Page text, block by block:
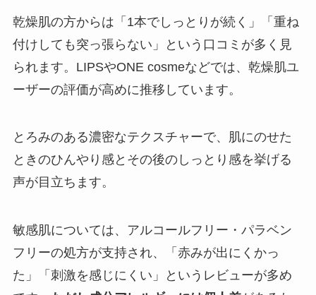
乾燥肌の方からは「1本でしっとりが続く」「重ね
付けしても突っ張らない」という口コミが多く見
られます。LIPSやONE cosmeなどでは、乾燥肌ユ
ーザーの評価が高めに推移しています。
とろみのある濃密なテクスチャーで、肌にのせた
ときのひんやり感とその後のしっとり感を挙げる
声が目立ちます。
敏感肌については、アルコールフリー・パラベン
フリーの処方が支持され、「赤みが出にくかっ
た」「刺激を感じにくい」というレビューが多め